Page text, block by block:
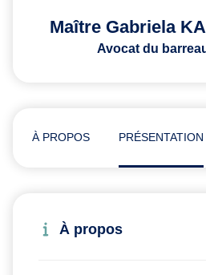
Maître Gabriela
Avocat du
À PROPOS PRÉSENTATION
À propos